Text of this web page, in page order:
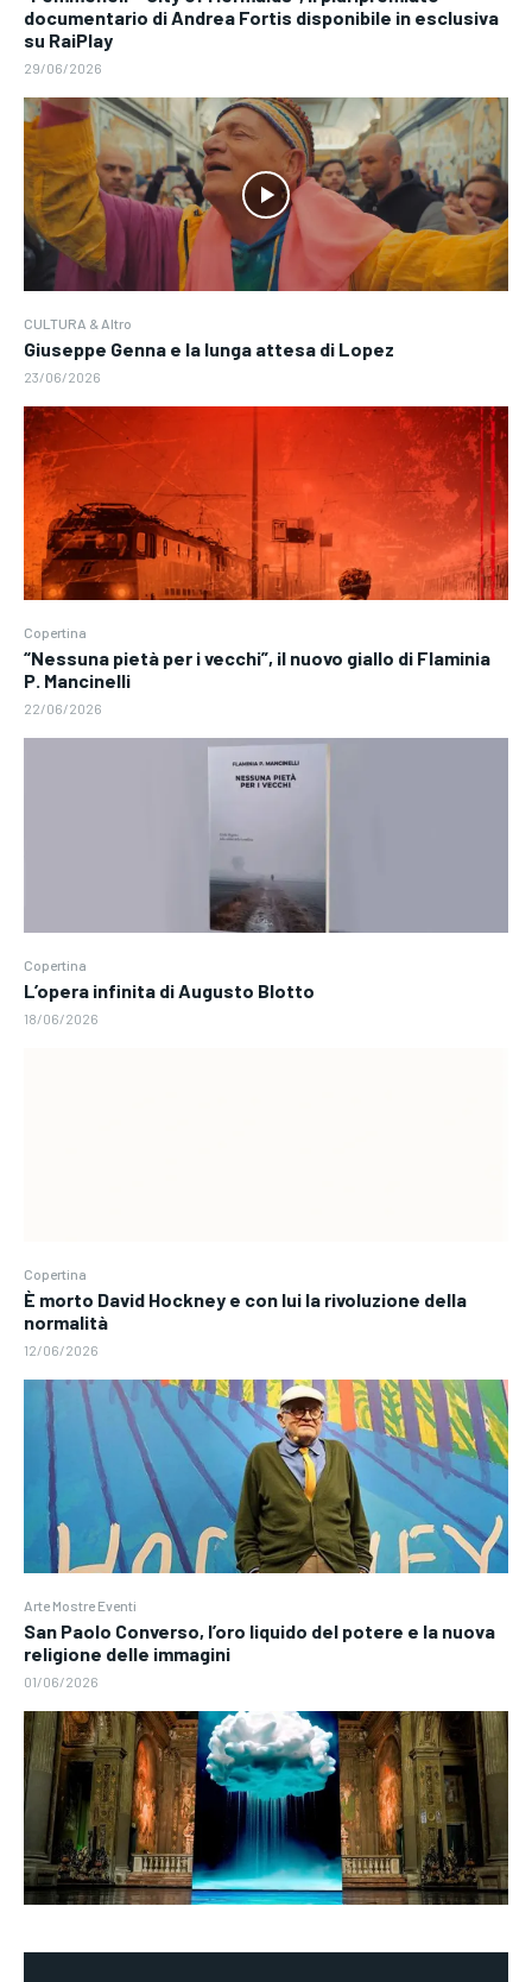
documentario di Andrea Fortis disponibile in esclusiva
su RaiPlay
29/06/2026
CULTURA & Altro
Giuseppe Genna e la lunga attesa di Lopez
23/06/2026
Copertina
“Nessuna pietà per i vecchi”, il nuovo giallo di Flaminia
P. Mancinelli
22/06/2026
Copertina
L’opera infinita di Augusto Blotto
18/06/2026
Copertina
È morto David Hockney e con lui la rivoluzione della
normalità
12/06/2026
Arte Mostre Eventi
San Paolo Converso, l’oro liquido del potere e la nuova
religione delle immagini
01/06/2026